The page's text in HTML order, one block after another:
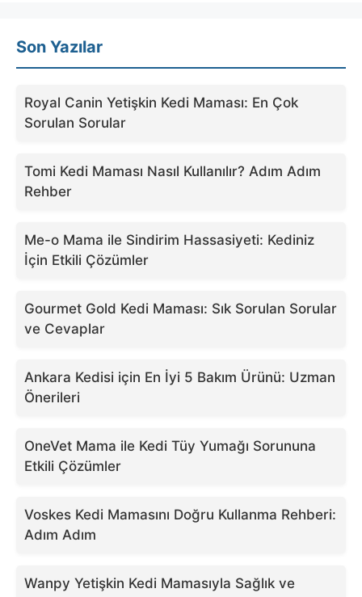
Son Yazılar
Royal Canin Yetişkin Kedi Maması: En Çok
Sorulan Sorular
Tomi Kedi Maması Nasıl Kullanılır? Adım Adım
Rehber
Me-o Mama ile Sindirim Hassasiyeti: Kediniz
İçin Etkili Çözümler
Gourmet Gold Kedi Maması: Sık Sorulan Sorular
ve Cevaplar
Ankara Kedisi için En İyi 5 Bakım Ürünü: Uzman
Önerileri
OneVet Mama ile Kedi Tüy Yumağı Sorununa
Etkili Çözümler
Voskes Kedi Mamasını Doğru Kullanma Rehberi:
Adım Adım
Wanpy Yetişkin Kedi Mamasıyla Sağlık ve